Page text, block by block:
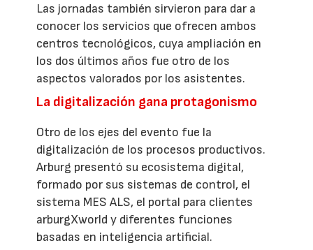
Las jornadas también sirvieron para dar a
conocer los servicios que ofrecen ambos
centros tecnológicos, cuya ampliación en
los dos últimos años fue otro de los
aspectos valorados por los asistentes.
La digitalización gana protagonismo
Otro de los ejes del evento fue la
digitalización de los procesos productivos.
Arburg presentó su ecosistema digital,
formado por sus sistemas de control, el
sistema MES ALS, el portal para clientes
arburgXworld y diferentes funciones
basadas en inteligencia artificial.